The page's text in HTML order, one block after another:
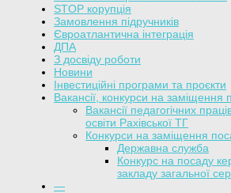
STOP корупція
Замовлення підручників
Євроатлантична інтеграція
ДПА
З досвіду роботи
Новини
Інвестиційні програми та проєкти
Вакансії, конкурси на заміщення
Вакансії педагогічних
освіти Рахівської ТГ
Конкурси на заміщення
Державна служба
Конкурс на посаду
закладу загальної
—